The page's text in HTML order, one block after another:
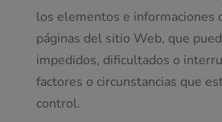
los elementos e informaciones
páginas del sitio Web, que
impedidos, dificultados o
factores o circunstancias que
control.